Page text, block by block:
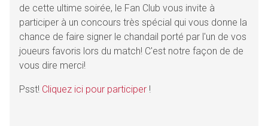
de cette ultime soirée, le Fan Club vous invite à
participer à un concours très spécial qui vous donne la
chance de faire signer le chandail porté par l'un de vos
joueurs favoris lors du match! C'est notre façon de de
vous dire merci!
Psst! Cliquez ici pour participer !